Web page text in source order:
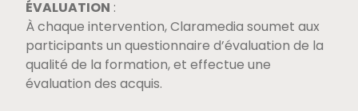
ÉVALUATION :
À chaque intervention, Claramedia soumet aux
participants un questionnaire d’évaluation de la
qualité de la formation, et effectue une
évaluation des acquis.